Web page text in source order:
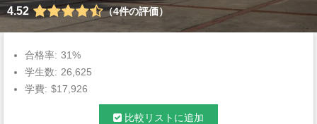
4.52
4件の評価
合格率: 31%
学生数: 26,625
学費: $17,926
比較リストに追加